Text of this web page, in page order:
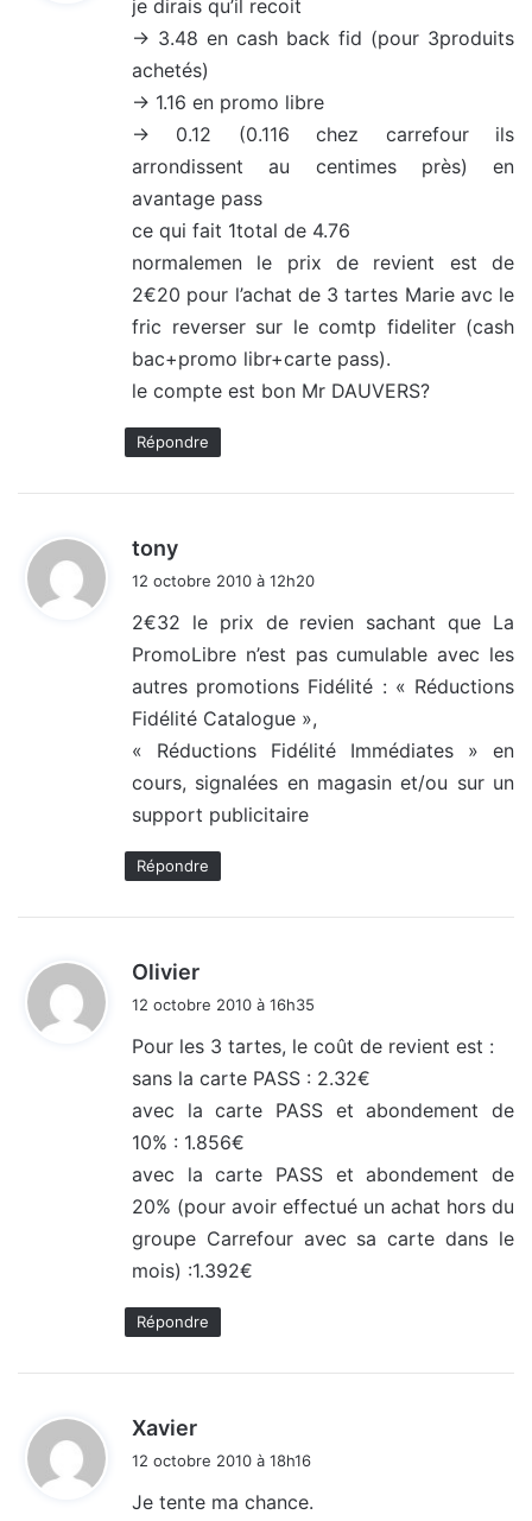
:
je dirais qu’il recoit
-> 3.48 en cash back fid (pour 3produits
achetés)
-> 1.16 en promo libre
-> 0.12 (0.116 chez carrefour ils
arrondissent au centimes près) en
avantage pass
ce qui fait 1total de 4.76
normalemen le prix de revient est de
2€20 pour l’achat de 3 tartes Marie avc le
fric reverser sur le comtp fideliter (cash
bac+promo libr+carte pass).
le compte est bon Mr DAUVERS?
Répondre
tony
:
12 octobre 2010 à 12h20
2€32 le prix de revien sachant que La
PromoLibre n’est pas cumulable avec les
autres promotions Fidélité : « Réductions
Fidélité Catalogue »,
« Réductions Fidélité Immédiates » en
cours, signalées en magasin et/ou sur un
support publicitaire
Répondre
Olivier
:
12 octobre 2010 à 16h35
Pour les 3 tartes, le coût de revient est :
sans la carte PASS : 2.32€
avec la carte PASS et abondement de
10% : 1.856€
avec la carte PASS et abondement de
20% (pour avoir effectué un achat hors du
groupe Carrefour avec sa carte dans le
mois) :1.392€
Répondre
Xavier
12 octobre 2010 à 18h16
Je tente ma chance.